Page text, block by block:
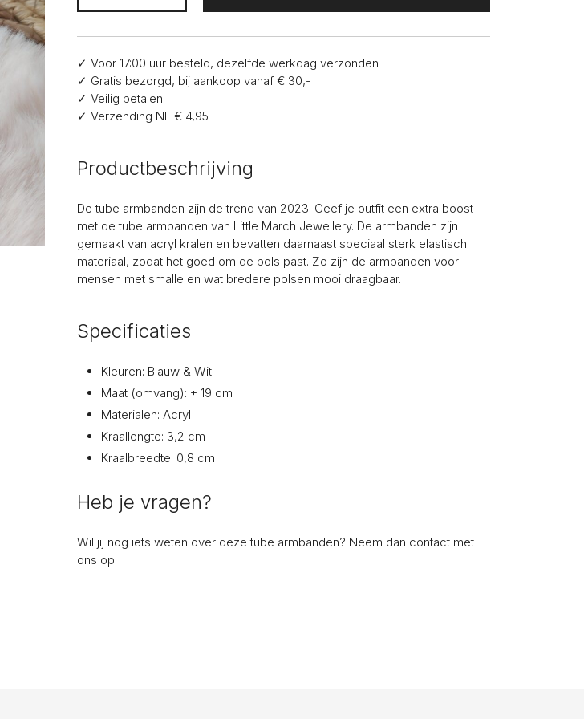
Blauw
aantal
✓ Voor 17:00 uur besteld, dezelfde werkdag verzonden
✓ Gratis bezorgd, bij aankoop vanaf € 30,-
✓ Veilig betalen
✓ Verzending NL € 4,95
Productbeschrijving
De tube armbanden zijn de trend van 2023! Geef je outfit een extra boost
met de tube armbanden van Little March Jewellery. De armbanden zijn
gemaakt van acryl kralen en bevatten daarnaast speciaal sterk elastisch
materiaal, zodat het goed om de pols past. Zo zijn de armbanden voor
mensen met smalle en wat bredere polsen mooi draagbaar.
Specificaties
Kleuren: Blauw & Wit
Maat (omvang): ± 19 cm
Materialen: Acryl
Kraallengte: 3,2 cm
Kraalbreedte: 0,8 cm
Heb je vragen?
Wil jij nog iets weten over deze tube armbanden? Neem dan contact met
ons op!